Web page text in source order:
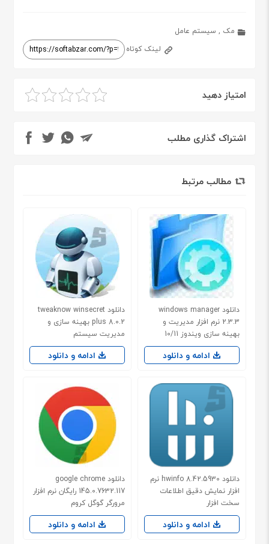
مک , سیستم عامل
لینک کوتاه
امتیاز دهید
اشتراک گذاری مطلب
مطالب مرتبط
دانلود windows manager
2.3.3 نرم افزار مدیریت و
بهینه سازی ویندوز 10/11
ادامه و دانلود
دانلود tweaknow winsecret
plus 8.0.2 بهینه سازی و
مدیریت سیستم
ادامه و دانلود
دانلود hwinfo 8.42.5930 نرم
افزار نمایش دقیق اطلاعات
سخت افزار
ادامه و دانلود
دانلود google chrome
145.0.7632.117 رایگان نرم افزار
مرورگر گوگل کروم
ادامه و دانلود